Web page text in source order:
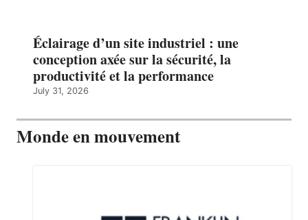
Éclairage d’un site industriel : une
conception axée sur la sécurité, la
productivité et la performance
July 31, 2026
Monde en mouvement